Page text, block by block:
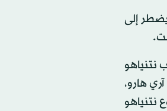
إلى
نتنياهو
هارو،
نتنياهو